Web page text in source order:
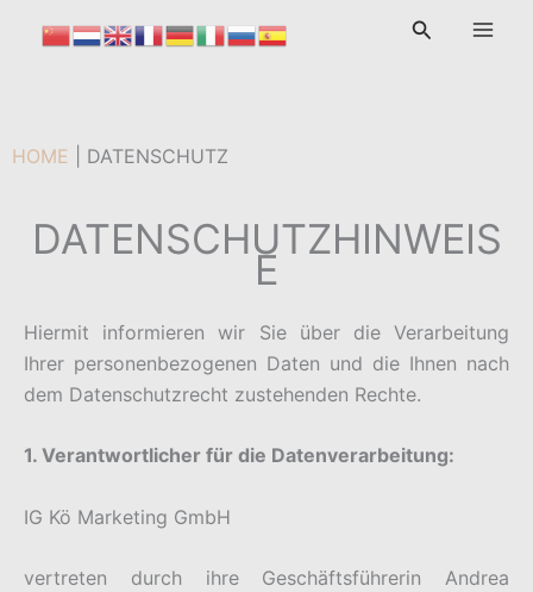
Inhalt
Suchen
HOME DATENSCHUTZ
DATENSCHUTZHINWEIS
E
Hiermit informieren wir Sie über die Verarbeitung
Ihrer personenbezogenen Daten und die Ihnen nach
dem Datenschutzrecht zustehenden Rechte.
1. Verantwortlicher für die Datenverarbeitung:
IG Kö Marketing GmbH
vertreten durch ihre Geschäftsführerin Andrea